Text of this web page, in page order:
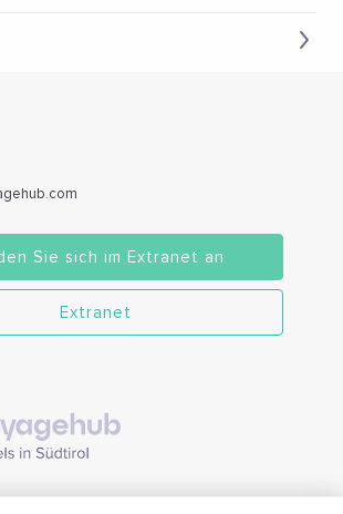
Sie sich im Extranet an
Extranet